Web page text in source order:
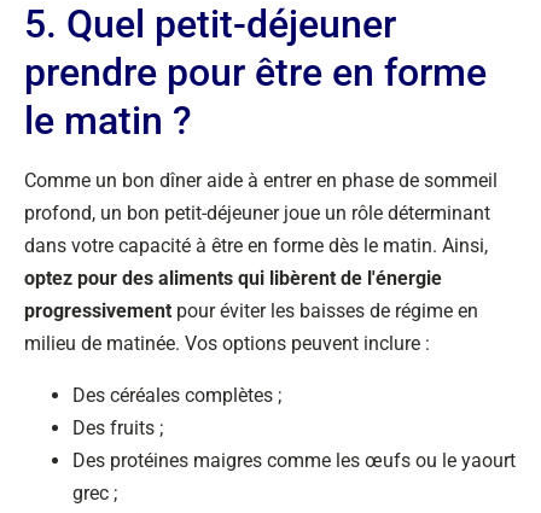
5. Quel petit-déjeuner
prendre pour être en forme
le matin ?
Comme un bon dîner aide à entrer en phase de sommeil
profond, un bon petit-déjeuner joue un rôle déterminant
dans votre capacité à être en forme dès le matin. Ainsi,
optez pour des aliments qui libèrent de l'énergie
progressivement pour éviter les baisses de régime en
milieu de matinée. Vos options peuvent inclure :
Des céréales complètes ;
Des fruits ;
Des protéines maigres comme les œufs ou le yaourt
grec ;